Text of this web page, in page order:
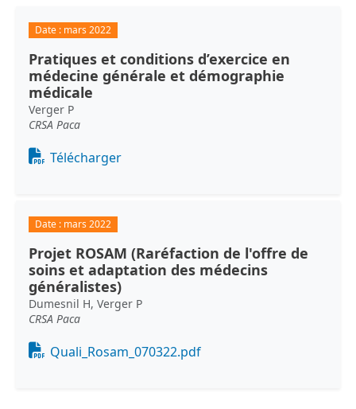
Date : mars 2022
Pratiques et conditions d’exercice en
médecine générale et démographie
médicale
Verger P
CRSA Paca
Document
Télécharger
Date : mars 2022
Projet ROSAM (Raréfaction de l'offre de
soins et adaptation des médecins
généralistes)
Dumesnil H, Verger P
CRSA Paca
Document
Quali_Rosam_070322.pdf